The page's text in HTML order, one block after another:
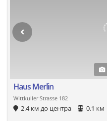
Haus Merlin
Wittkuller Strasse 182
2.4 км до центра 0.1 км